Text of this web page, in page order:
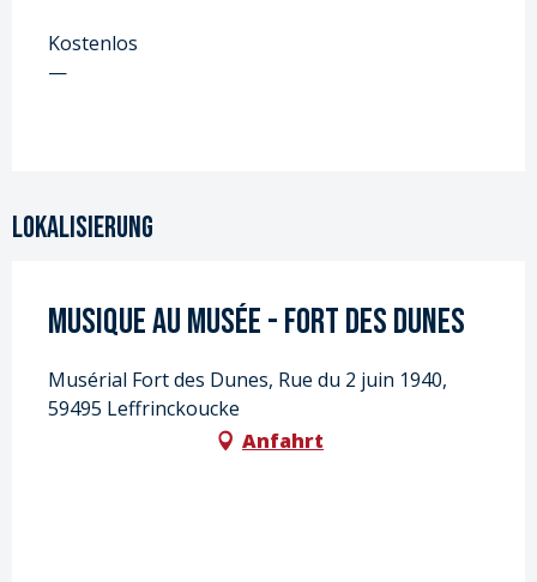
Kostenlos
—
Lokalisierung
Musique au Musée - Fort des Dunes
Musérial Fort des Dunes, Rue du 2 juin 1940,
59495 Leffrinckoucke
Anfahrt